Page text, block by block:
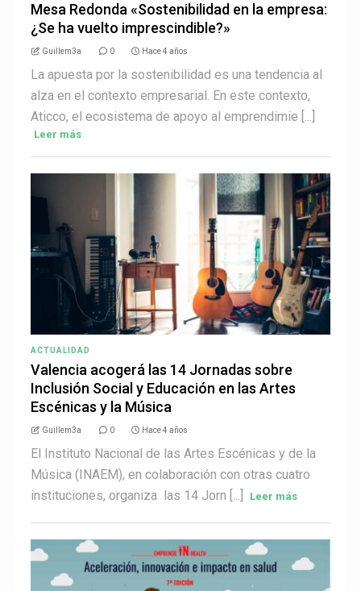
Mesa Redonda «Sostenibilidad en la empresa:
¿Se ha vuelto imprescindible?»
Guillem3a 0 Hace 4 años
La apuesta por la sostenibilidad es una tendencia al
alza en el contexto empresarial. En este contexto,
Aticco, el ecosistema de apoyo al emprendimie [...]
Leer más
ACTUALIDAD
Valencia acogerá las 14 Jornadas sobre
Inclusión Social y Educación en las Artes
Escénicas y la Música
Guillem3a 0 Hace 4 años
El Instituto Nacional de las Artes Escénicas y de la
Música (INAEM), en colaboración con otras cuatro
instituciones, organiza las 14 Jorn [...]
Leer más